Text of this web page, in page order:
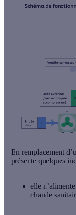
En remplacement
présente quelques
elle
chaude